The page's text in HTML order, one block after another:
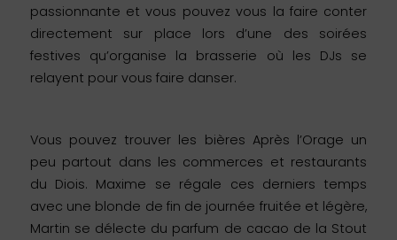
passionnante et vous pouvez vous la faire conter
directement sur place lors d’une des soirées
festives qu’organise la brasserie où les DJs se
relayent pour vous faire danser.
Vous pouvez trouver les bières Après l’Orage un
peu partout dans les commerces et restaurants
du Diois. Maxime se régale ces derniers temps
avec une blonde de fin de journée fruitée et légère,
Martin se délecte du parfum de cacao de la Stout